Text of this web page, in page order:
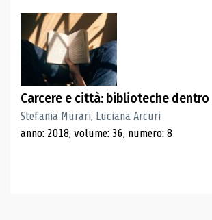
Carcere e città: biblioteche
Stefania Murari, Luciana Arcuri
anno: 2018, volume: 36, numero: 8